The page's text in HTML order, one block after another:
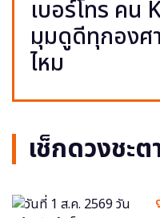
เบอร์โทร คน
มุมดูดีทุกองศ
ไหม
เช็กดวงชะต